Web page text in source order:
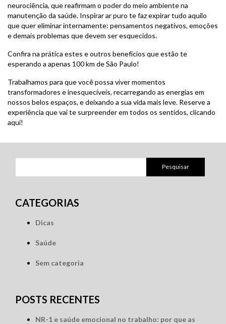
neurociência, que reafirmam o poder do meio ambiente na
manutenção da saúde. Inspirar ar puro te faz expirar tudo aquilo
que quer eliminar internamente: pensamentos negativos, emoções
e demais problemas que devem ser esquecidos.
Confira na prática estes e outros benefícios que estão te
esperando a apenas 100 km de São Paulo!
Trabalhamos para que você possa viver momentos
transformadores e inesquecíveis, recarregando as energias em
nossos belos espaços, e deixando a sua vida mais leve. Reserve a
experiência que vai te surpreender em todos os sentidos, clicando
aqui!
Pesquisar
por:
CATEGORIAS
Dicas
Saúde
Sem categoria
POSTS RECENTES
NR-1 e saúde emocional no trabalho: por que as